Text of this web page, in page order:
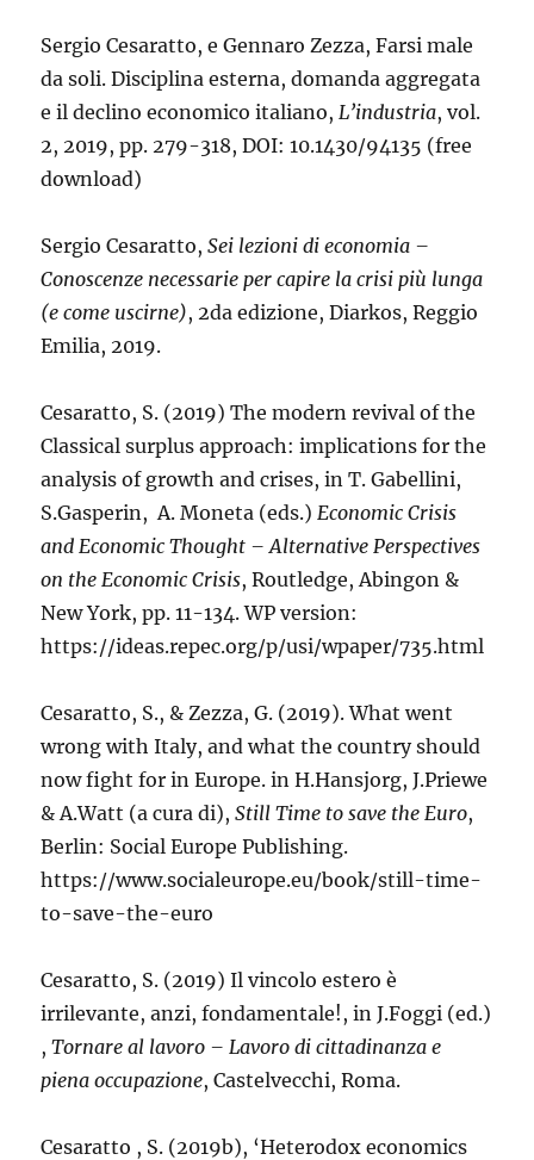
Sergio Cesaratto, e Gennaro Zezza, Farsi male
da soli. Disciplina esterna, domanda aggregata
e il declino economico italiano, L’industria, vol.
2, 2019, pp. 279-318, DOI: 10.1430/94135 (free
download)
Sergio Cesaratto,Sei lezioni di economia –
Conoscenze necessarie per capire la crisi più lunga
(e come uscirne), 2da edizione, Diarkos, Reggio
Emilia, 2019.
Cesaratto, S. (2019) The modern revival of the
Classical surplus approach: implications for the
analysis of growth and crises, in T. Gabellini,
S.Gasperin, A. Moneta (eds.) Economic Crisis
and Economic Thought – Alternative Perspectives
on the Economic Crisis, Routledge, Abingon &
New York, pp. 11-134. WP version:
https://ideas.repec.org/p/usi/wpaper/735.html
Cesaratto, S., & Zezza, G. (2019). What went
wrong with Italy, and what the country should
now fight for in Europe. in H.Hansjorg, J.Priewe
& A.Watt (a cura di),Still Time to save the Euro,
Berlin: Social Europe Publishing.
https://www.socialeurope.eu/book/still-time-
to-save-the-euro
Cesaratto, S. (2019) Il vincolo estero è
irrilevante, anzi, fondamentale!, in J.Foggi (ed.)
,Tornare al lavoro – Lavoro di cittadinanza e
piena occupazione, Castelvecchi, Roma.
Cesaratto , S. (2019b), ‘Heterodox economics